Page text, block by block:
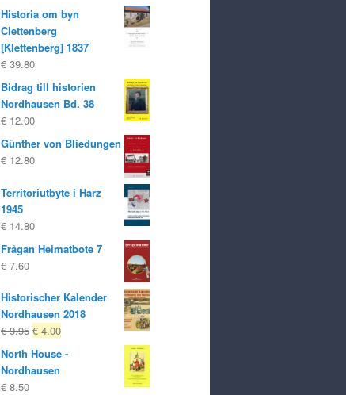
Historia om byn
Clettenberg
[Klettenberg] 1837
€ 39.80
Bidrag till historien
Nordhausen Bd. 38
€ 12.00
Günther von Bliedungen
€ 12.80
Territoriutbyte i Harz
1945
€ 14.80
Frågan Heimatbote 7
€ 7.60
Historischer Kalender
Nordhausen 2018
€9.95 Ursprungligt
pris
var:
€ 9.95
€ 4.00Nuvarande
är:
North House -
Nordhausen
€ 8.50